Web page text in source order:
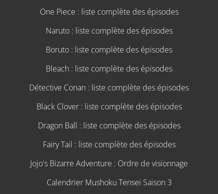
One Piece : liste complète des épisodes
Naruto : liste complète des épisodes
Boruto : liste complète des épisodes
Bleach : liste complète des épisodes
Détective Conan : liste complète des épisodes
Black Clover : liste complète des épisodes
Dragon Ball : liste complète des épisodes
Fairy Tail : liste complète des épisodes
Jojo's Bizarre Adventure : Ordre de visionnage
Calendrier Mushoku Tensei Saison 3